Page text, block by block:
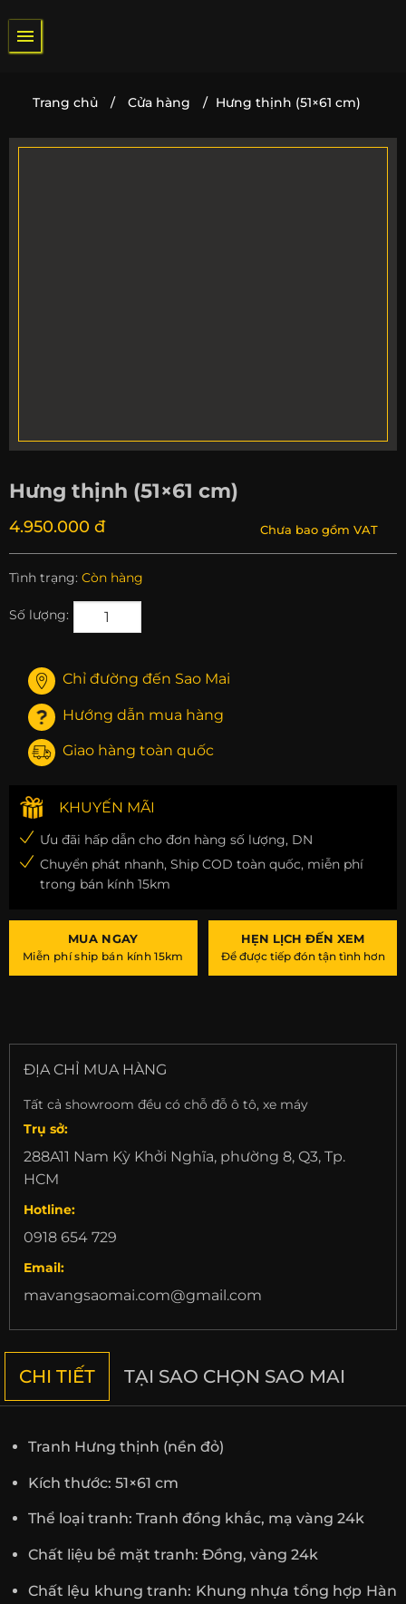
qua
nội
Trang chủ / Cửa hàng / Hưng thịnh (51×61 cm)
Hưng thịnh (51×61 cm)
4.950.000 đ Chưa bao gồm VAT
Tình trạng: Còn hàng
Số lượng:
Chỉ đường đến Sao Mai
Hướng dẫn mua hàng
Giao hàng toàn quốc
KHUYẾN MÃI
Ưu đãi hấp dẫn cho đơn hàng số lượng, DN
Chuyển phát nhanh, Ship COD toàn quốc, miễn phí
trong bán kính 15km
MUA NGAY
Miễn phí ship bán kính 15km
HẸN LỊCH ĐẾN XEM
Để được tiếp đón tận tình hơn
ĐỊA CHỈ MUA HÀNG
Tất cả showroom đều có chỗ đỗ ô tô, xe máy
Trụ sở:
288A11 Nam Kỳ Khởi Nghĩa, phường 8, Q3, Tp.
HCM
Hotline:
0918 654 729
Email:
mavangsaomai.com@gmail.com
CHI TIẾT TẠI SAO CHỌN SAO MAI
Tranh Hưng thịnh (nền đỏ)
Kích thước: 51×61 cm
Thể loại tranh: Tranh đồng khắc, mạ vàng 24k
Chất liệu bề mặt tranh: Đồng, vàng 24k
Chất lệu khung tranh: Khung nhựa tổng hợp Hàn